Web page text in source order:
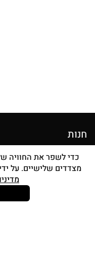
חנות
מוצרי איפור
סטים מברשות
מצדדים שלישיים. על